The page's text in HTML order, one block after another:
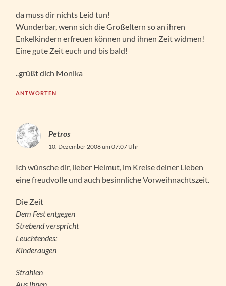
da muss dir nichts Leid tun!
Wunderbar, wenn sich die Großeltern so an ihren
Enkelkindern erfreuen können und ihnen Zeit widmen!
Eine gute Zeit euch und bis bald!
..grüßt dich Monika
ANTWORTEN
Petros
10. Dezember 2008 um 07:07 Uhr
Ich wünsche dir, lieber Helmut, im Kreise deiner Lieben
eine freudvolle und auch besinnliche Vorweihnachtszeit.
Die Zeit
Dem Fest entgegen
Strebend verspricht
Leuchtendes:
Kinderaugen
Strahlen
Aus ihnen